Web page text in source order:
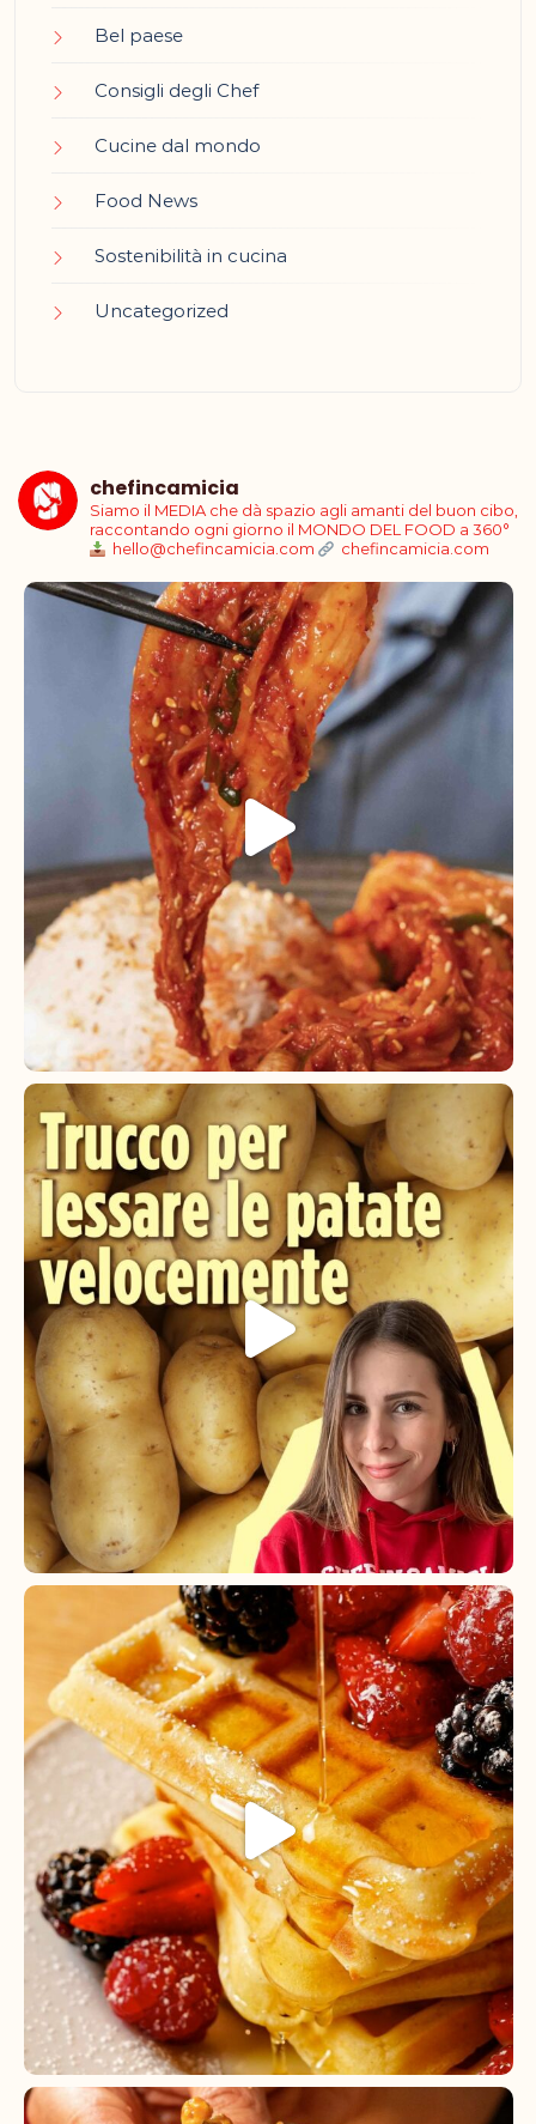
Bel paese
Consigli degli Chef
Cucine dal mondo
Food News
Sostenibilità in cucina
Uncategorized
chefincamicia
Siamo il MEDIA che dà spazio agli amanti del buon cibo,
raccontando ogni giorno il MONDO DEL FOOD a 360°
hello@chefincamicia.com
chefincamicia.com